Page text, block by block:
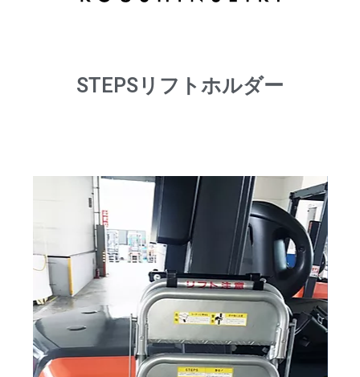
STEPSリフトホルダー